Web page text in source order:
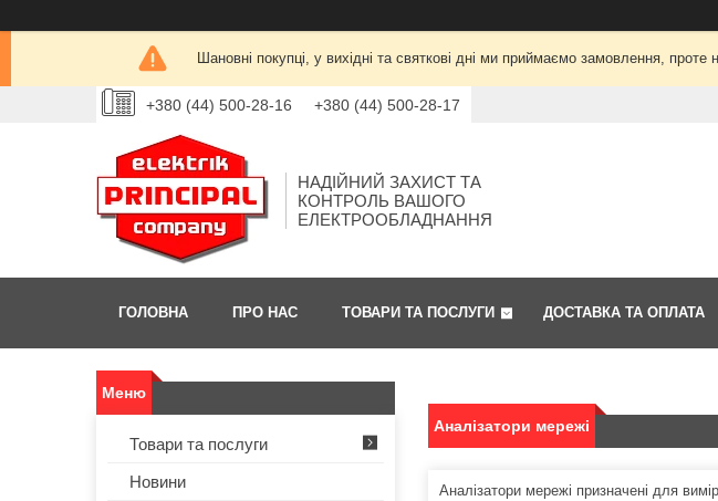
Шановні покупці, у вихідні та святкові дні ми приймаємо замовлення,
+380 (44) 500-28-16 +380 (44) 500-28-17
НАДІЙНИЙ ЗАХИСТ ТА
КОНТРОЛЬ ВАШОГО
ЕЛЕКТРООБЛАДНАННЯ
ГОЛОВНА ПРО НАС ТОВАРИ ТА ПОСЛУГИ ДОСТАВКА ТА ОПЛАТА
Аналізатори мережі
Аналізатори мережі призначені для
Товари та послуги
Новини